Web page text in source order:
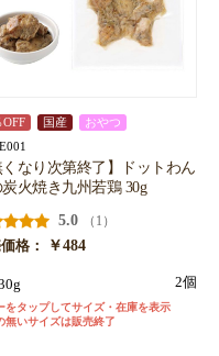
OFF 国産 おやつ
くなり次第終了】ドットわん
火焼き九州若鶏 30g
5.0
（1）
格：
￥484
2個
をタップしてサイズ・在庫を表示
無いサイズは販売終了